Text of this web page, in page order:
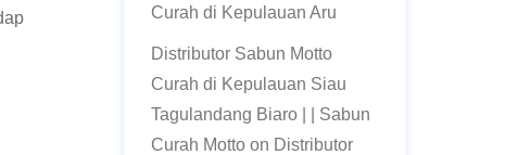
Curah di Kepulauan Aru
Distributor Sabun Motto
Curah di Kepulauan Siau
Tagulandang Biaro | | Sabun
Curah Mottoon Distributor